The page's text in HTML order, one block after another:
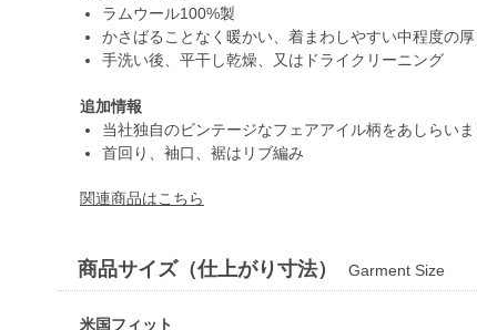
ラムウール100%製
かさばることなく暖かい、着まわしやすい中程度の厚
手洗い後、平干し乾燥、又はドライクリーニング
追加情報
当社独自のビンテージなフェアアイル柄をあしらいま
首回り、袖口、裾はリブ編み
関連商品はこちら
商品サイズ（仕上がり寸法） Garment Size
米国フィット